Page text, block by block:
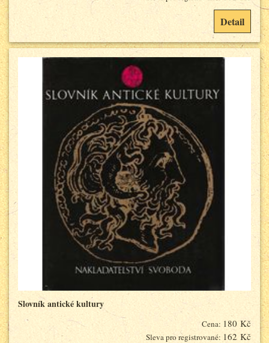
Detail
Slovník antické kultury
Cena: 180 Kč
Sleva pro registrované: 162 Kč